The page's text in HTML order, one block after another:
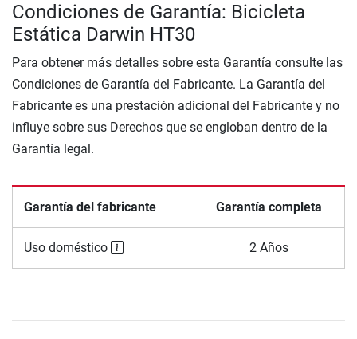
Condiciones de Garantía: Bicicleta
Estática Darwin HT30
Para obtener más detalles sobre esta Garantía consulte las
Condiciones de Garantía del Fabricante. La Garantía del
Fabricante es una prestación adicional del Fabricante y no
influye sobre sus Derechos que se engloban dentro de la
Garantía legal.
Garantía del fabricante Garantía completa
Uso doméstico 2 Años